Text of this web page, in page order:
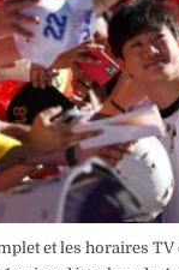
et les horaires